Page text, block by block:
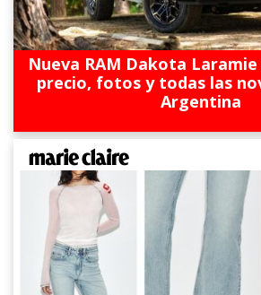
Nueva RAM Dakota
precio, fotos y todas las
Argentina